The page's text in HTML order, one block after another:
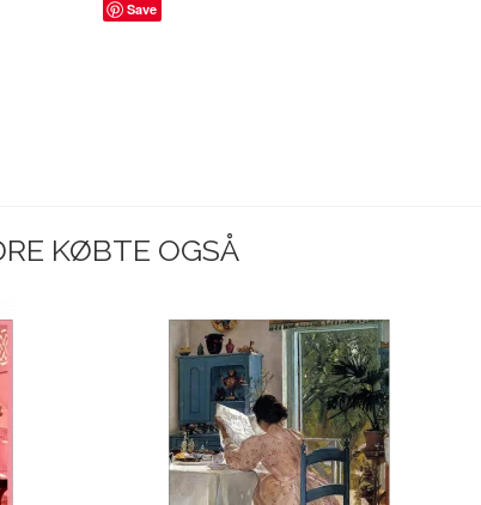
Save
KØBTE OGSÅ